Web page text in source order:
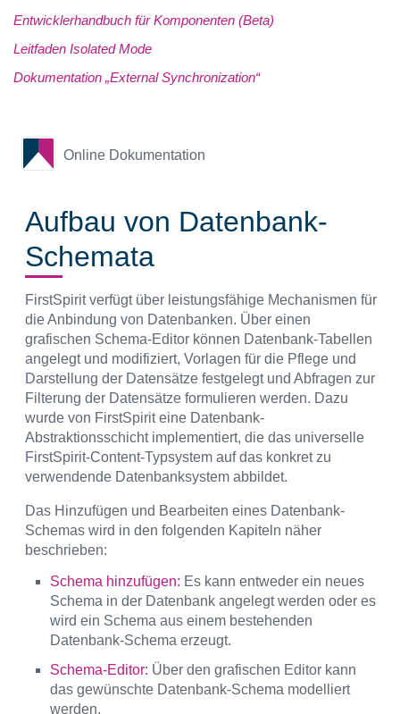
Entwicklerhandbuch für Komponenten (Beta)
Leitfaden Isolated Mode
Dokumentation „External Synchronization“
Online Dokumentation
Aufbau von Datenbank-
Schemata
FirstSpirit verfügt über leistungsfähige Mechanismen für
die Anbindung von Datenbanken. Über einen
grafischen Schema-Editor können Datenbank-Tabellen
angelegt und modifiziert, Vorlagen für die Pflege und
Darstellung der Datensätze festgelegt und Abfragen zur
Filterung der Datensätze formulieren werden. Dazu
wurde von FirstSpirit eine Datenbank-
Abstraktionsschicht implementiert, die das universelle
FirstSpirit-Content-Typsystem auf das konkret zu
verwendende Datenbanksystem abbildet.
Das Hinzufügen und Bearbeiten eines Datenbank-
Schemas wird in den folgenden Kapiteln näher
beschrieben:
Schema hinzufügen: Es kann entweder ein neues
Schema in der Datenbank angelegt werden oder es
wird ein Schema aus einem bestehenden
Datenbank-Schema erzeugt.
Schema-Editor: Über den grafischen Editor kann
das gewünschte Datenbank-Schema modelliert
werden.